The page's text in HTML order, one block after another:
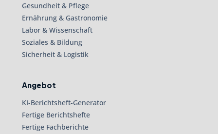
Gesundheit & Pflege
Ernährung & Gastronomie
Labor & Wissenschaft
Soziales & Bildung
Sicherheit & Logistik
Angebot
KI-Berichtsheft-Generator
Fertige Berichtshefte
Fertige Fachberichte